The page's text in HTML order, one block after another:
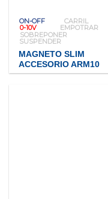
ON-OFF
CARRIL
0-10V
EMPOTRAR
SOBREPONER
SUSPENDER
MAGNETO SLIM
ACCESORIO ARM10